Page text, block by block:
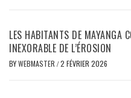
LES HABITANTS DE MAYANGA
INEXORABLE DE L’ÉROSION
BYWEBMASTER /2 FÉVRIER 2026